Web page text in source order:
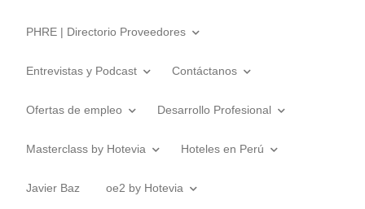
PHRE | Directorio Proveedores
Entrevistas y Podcast Contáctanos
Ofertas de empleo Desarrollo Profesional
Masterclass by Hotevia Hoteles en Perú
Javier Baz oe2 by Hotevia